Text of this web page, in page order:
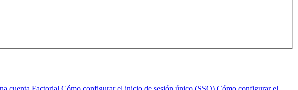
cuenta Factorial Cómo configurar el inicio de sesión único (SSO) Cómo configurar el